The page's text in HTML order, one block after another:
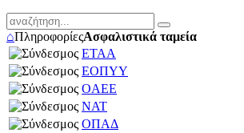
⌂ΠληροφορίεςΑσφαλιστικά ταμεία
ΕΤΑΑ
ΕΟΠΥΥ
OAEE
ΝΑΤ
ΟΠΑΔ